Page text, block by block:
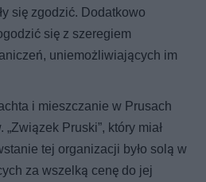
się zgodzić. Dodatkowo
się z szeregiem
uniemożliwiających im
i mieszczanie w Prusach
„Związek Pruski”, który miał
tej organizacji było solą w
za wszelką cenę do jej